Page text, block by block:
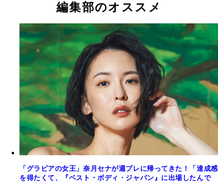
川津明日香デジタル写真集『冬に咲くWinter Flower
撮影：大辻隆広
川津明日香デジタル写真集『冬に咲くWinter Flower
撮影：大辻隆広
新田さちかデジタル写真集『彼女の現在』／撮影
祐
新田さちかデジタル写真集『彼女の現在』／撮影
祐
西葉瑞希デジタル写真集『笑う門には』／撮影：
西葉瑞希デジタル写真集『笑う門には』／撮影：
奈月セナ デジタル写真集『女王の帰還』／撮影：
広
奈月セナ デジタル写真集『女王の帰還』／撮影：
広
編集部のオススメ
「グラビアの女王」奈月セナが週プレに帰ってきた！「達成感
を得たくて、『ベスト・ボディ・ジャパン』に出場したんで